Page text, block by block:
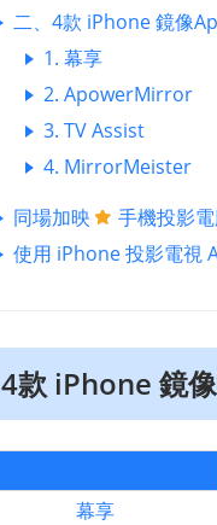
二、4款 iPhone 鏡像
1. 幕享
2. ApowerMirror
3. TV Assist
4. MirrorMeister
同場加映
手機投影
使用 iPhone 投影電視
4款 iPhone 鏡
幕享